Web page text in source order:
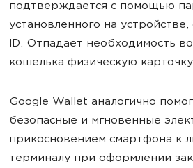
подтверждается с помощью
установленного на
ID. Отпадает необходимость
кошелька физическую
Google Wallet аналогично
безопасные и мгновенные
прикосновением смартфона к
терминалу при оформлении